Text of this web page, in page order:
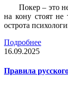
Покер – это
на кону стоят не
острота
Подробнее
16.09.2025
Правила